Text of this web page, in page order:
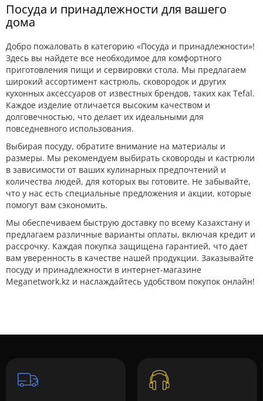
Посуда и принадлежности для вашего
дома
Добро пожаловать в категорию «Посуда и принадлежности»!
Здесь вы найдете все необходимое для комфортного
приготовления пищи и сервировки стола. Мы предлагаем
широкий ассортимент кастрюль, сковородок и других
кухонных аксессуаров от известных брендов, таких как Tefal.
Каждое изделие отличается высоким качеством и
долговечностью, что делает их идеальными для
повседневного использования.
Выбирая посуду, обратите внимание на материалы и
размеры. Мы рекомендуем выбирать сковороды и кастрюли
в зависимости от ваших кулинарных предпочтений и
количества людей, для которых вы готовите. Не забывайте,
что у нас есть специальные предложения и акции, которые
помогут вам сэкономить.
Мы обеспечиваем быструю доставку по всему Казахстану и
предлагаем различные варианты оплаты, включая кредит и
рассрочку. Каждая покупка защищена гарантией, что дает
вам уверенность в качестве нашей продукции. Заказывайте
посуду и принадлежности в интернет-магазине
Meganetwork.kz и наслаждайтесь удобством покупок онлайн!